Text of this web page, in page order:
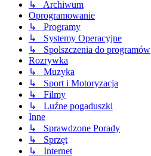
↳ Archiwum
Oprogramowanie
↳ Programy
↳ Systemy Operacyjne
↳ Spolszczenia do programów
Rozrywka
↳ Muzyka
↳ Sport i Motoryzacja
↳ Filmy
↳ Luźne pogaduszki
Inne
↳ Sprawdzone Porady
↳ Sprzęt
↳ Internet